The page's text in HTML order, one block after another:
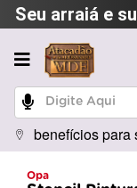
Seu arraiá e
benefícios para
Opa